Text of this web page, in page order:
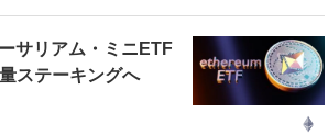
サリアム・ミニETF
ステーキングへ